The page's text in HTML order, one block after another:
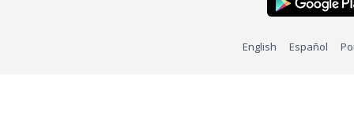
English Español